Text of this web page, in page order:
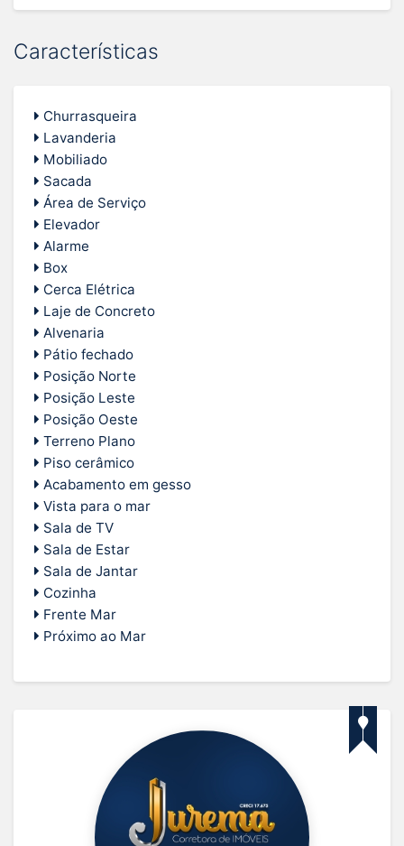
Características
Churrasqueira
Lavanderia
Mobiliado
Sacada
Área de Serviço
Elevador
Alarme
Box
Cerca Elétrica
Laje de Concreto
Alvenaria
Pátio fechado
Posição Norte
Posição Leste
Posição Oeste
Terreno Plano
Piso cerâmico
Acabamento em gesso
Vista para o mar
Sala de TV
Sala de Estar
Sala de Jantar
Cozinha
Frente Mar
Próximo ao Mar